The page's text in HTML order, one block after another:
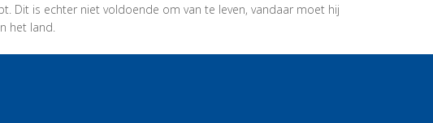
Dit is echter niet voldoende om van te leven, vandaar moet hij
het land.